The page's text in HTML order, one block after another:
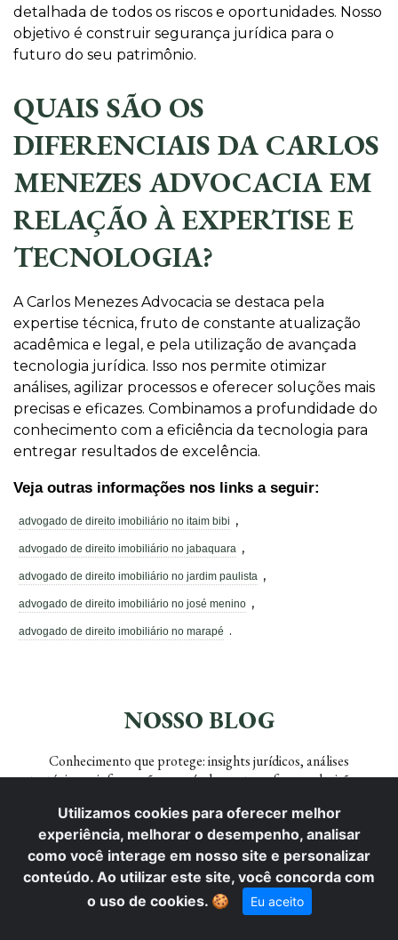
detalhada de todos os riscos e oportunidades. Nosso
objetivo é construir segurança jurídica para o
futuro do seu patrimônio.
QUAIS SÃO OS
DIFERENCIAIS DA CARLOS
MENEZES ADVOCACIA EM
RELAÇÃO À EXPERTISE E
TECNOLOGIA?
A Carlos Menezes Advocacia se destaca pela
expertise técnica, fruto de constante atualização
acadêmica e legal, e pela utilização de avançada
tecnologia jurídica. Isso nos permite otimizar
análises, agilizar processos e oferecer soluções mais
precisas e eficazes. Combinamos a profundidade do
conhecimento com a eficiência da tecnologia para
entregar resultados de excelência.
Veja outras informações nos links a seguir:
advogado de direito imobiliário no itaim bibi ,
advogado de direito imobiliário no jabaquara ,
advogado de direito imobiliário no jardim paulista ,
advogado de direito imobiliário no josé menino ,
advogado de direito imobiliário no marapé .
NOSSO BLOG
Conhecimento que protege: insights jurídicos, análises
estratégicas e informação acessível para transformar decisões em
Utilizamos cookies para oferecer melhor
experiência, melhorar o desempenho, analisar
como você interage em nosso site e personalizar
conteúdo. Ao utilizar este site, você concorda com
o uso de cookies. 🍪 Eu aceito